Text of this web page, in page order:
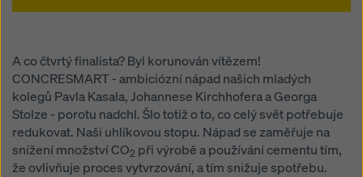
A co čtvrtý finalista? Byl korunován vítězem!
CONCRESMART - ambiciózní nápad našich mladých
kolegů Pavla Kasala, Johannese Kirchhofera a Georga
Stolze - porotu nadchl. Šlo totiž o to, co celý svět potřebuje
redukovat. Naši uhlíkovou stopu. Nápad se zaměřuje na
snížení množství CO2 při výrobě a používání cementu tím,
že ovlivňuje proces vytvrzování, a tím snižuje spotřebu.